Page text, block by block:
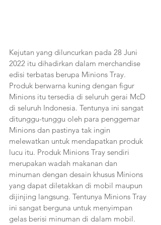
Kejutan yang diluncurkan pada 28 Juni
2022 itu dihadirkan dalam merchandise
edisi terbatas berupa Minions Tray.
Produk berwarna kuning dengan figur
Minions itu tersedia di seluruh gerai McD
di seluruh Indonesia. Tentunya ini sangat
ditunggu-tunggu oleh para penggemar
Minions dan pastinya tak ingin
melewatkan untuk mendapatkan produk
lucu itu. Produk Minions Tray sendiri
merupakan wadah makanan dan
minuman dengan desain khusus Minions
yang dapat diletakkan di mobil maupun
dijinjing langsung. Tentunya Minions Tray
ini sangat berguna untuk menyimpan
gelas berisi minuman di dalam mobil.